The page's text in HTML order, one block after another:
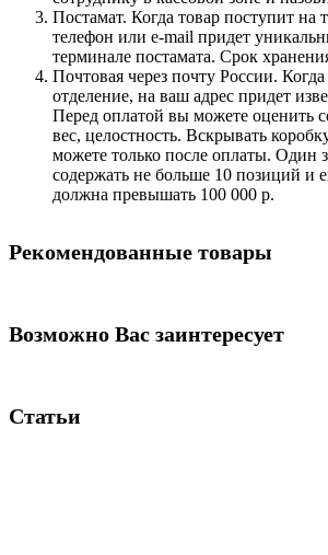
Постамат. Когда товар поступит на
телефон или e-mail придет
терминале постамата. Срок
Почтовая через почту России.
отделение, на ваш адрес придет
Перед оплатой вы можете оценить
вес, целостность. Вскрывать
можете только после оплаты. Один
содержать не больше 10 позиций и
должна превышать 100 000 р.
Рекомендованные товары
Возможно Вас заинтересует
Статьи